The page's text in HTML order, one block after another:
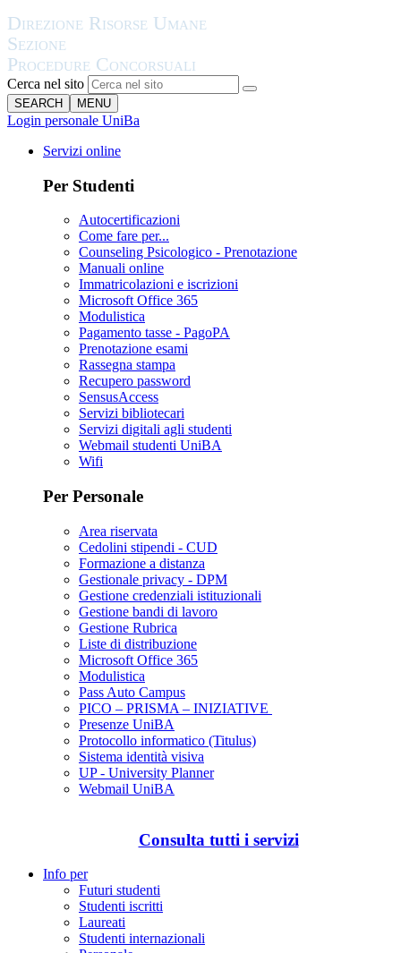
Cerca nel sito
SEARCH MENU
Login personale UniBa
Servizi online
Per Studenti
Autocertificazioni
Come fare per...
Counseling Psicologico - Prenotazione
Manuali online
Immatricolazioni e iscrizioni
Microsoft Office 365
Modulistica
Pagamento tasse - PagoPA
Prenotazione esami
Rassegna stampa
Recupero password
SensusAccess
Servizi bibliotecari
Servizi digitali agli studenti
Webmail studenti UniBA
Wifi
Per Personale
Area riservata
Cedolini stipendi - CUD
Formazione a distanza
Gestionale privacy - DPM
Gestione credenziali istituzionali
Gestione bandi di lavoro
Gestione Rubrica
Liste di distribuzione
Microsoft Office 365
Modulistica
Pass Auto Campus
PICO – PRISMA – INIZIATIVE
Presenze UniBA
Protocollo informatico (Titulus)
Sistema identità visiva
UP - University Planner
Webmail UniBA
Consulta tutti i servizi
Info per
Futuri studenti
Studenti iscritti
Laureati
Studenti internazionali